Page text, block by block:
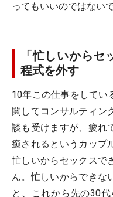
ってもいいのではない
「忙しいから
程式を外す
10年この仕事をしてい
関してコンサルティン
談も受けますが、疲れ
癒されるというカップ
忙しいからセックスで
ん。忙しいからできな
と、これから先の30